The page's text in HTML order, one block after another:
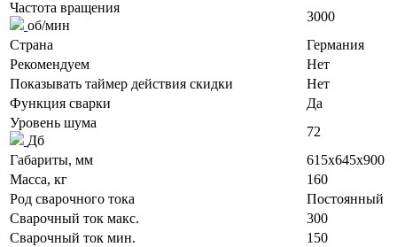
Частота вращения
об/мин
3000
Страна
Германия
Рекомендуем
Нет
Показывать таймер действия скидки
Нет
Функция сварки
Да
Уровень шума
Дб
72
Габариты, мм
615x645x900
Масса, кг
160
Род сварочного тока
Постоянный
Сварочный ток макс.
300
Сварочный ток мин.
150